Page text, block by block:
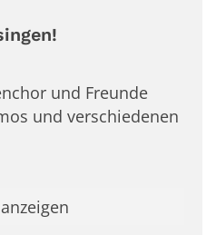
und Freunde
und verschiedenen